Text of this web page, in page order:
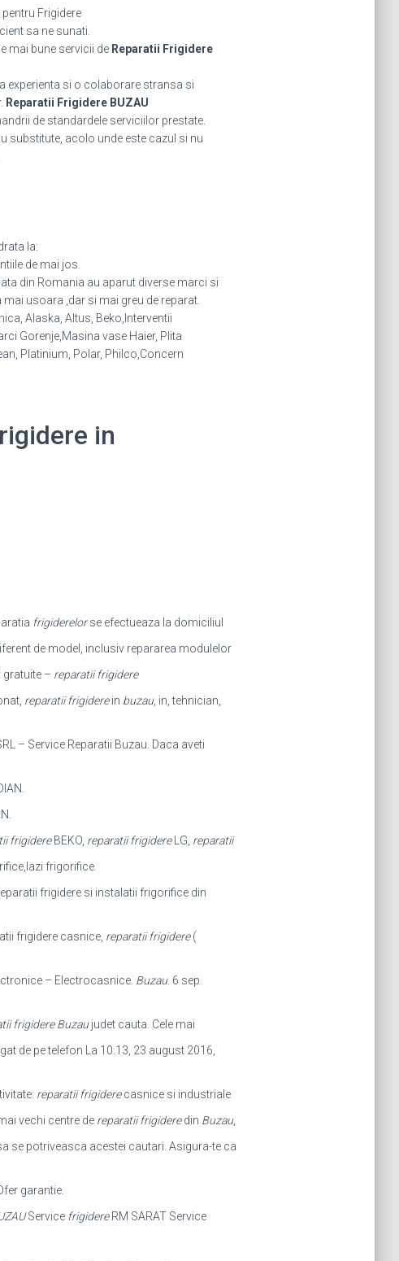
Frigidere
sa ne sunati.
mai bune servicii de Reparatii Frigidere
experienta si o colaborare stransa si
Reparatii Frigidere BUZAU
de standardele serviciilor prestate.
substitute, acolo unde este cazul si nu
la:
de mai jos.
din Romania au aparut diverse marci si
usoara ,dar si mai greu de reparat.
Alaska, Altus, Beko,Interventii
Gorenje,Masina vase Haier, Plita
Platinium, Polar, Philco,Concern
in
frigiderelorse efectueaza la domiciliul
de model, inclusiv repararea modulelor
– reparatii frigidere
reparatii frigiderein buzau, in, tehnician,
– Service Reparatii Buzau. Daca aveti
frigidereBEKO, reparatii frigidereLG, reparatii
frigorifice.
frigidere si instalatii frigorifice din
frigidere casnice, reparatii frigidere(
– Electrocasnice. Buzau. 6 sep.
frigidere Buzaujudet cauta. Cele mai
de pe telefon La 10:13, 23 august 2016,
reparatii frigiderecasnice si industriale
vechi centre de reparatii frigideredin Buzau,
se potriveasca acestei cautari. Asigura-te ca
garantie.
Service frigidereRM SARAT Service